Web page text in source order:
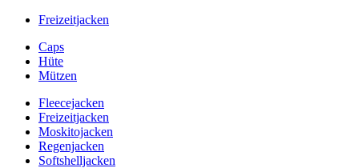
Freizeitjacken
Caps
Hüte
Mützen
Fleecejacken
Freizeitjacken
Moskitojacken
Regenjacken
Softshelljacken